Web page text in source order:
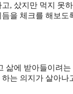
, 샀지만 먹지 못
을 체크를 해보도
삶에 받아들이려는
는 의지가 살아나